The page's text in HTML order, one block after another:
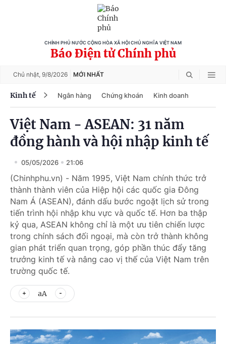
CHÍNH PHỦ NƯỚC CỘNG HÒA XÃ HỘI CHỦ NGHĨA VIỆT NAM
Báo Điện tử Chính phủ
Chủ nhật, 9/8/2026 MỚI NHẤT
Kinh tế Ngân hàng Chứng khoán Kinh doanh
Việt Nam - ASEAN: 31 năm
đồng hành và hội nhập kinh tế
05/05/2026 21:06
(Chinhphu.vn) - Năm 1995, Việt Nam chính thức trở
thành thành viên của Hiệp hội các quốc gia Đông
Nam Á (ASEAN), đánh dấu bước ngoặt lịch sử trong
tiến trình hội nhập khu vực và quốc tế. Hơn ba thập
kỷ qua, ASEAN không chỉ là một ưu tiên chiến lược
trong chính sách đối ngoại, mà còn trở thành không
gian phát triển quan trọng, góp phần thúc đẩy tăng
trưởng kinh tế và nâng cao vị thế của Việt Nam trên
trường quốc tế.
aA